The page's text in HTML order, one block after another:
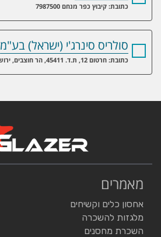
כתובת: קיבוץ כפר מנחם 7987500
סולריס סינרג'י (ישראל) בע"מ
כתובת: חרטום 12, ת.ד. 45411, הר חוצבים, ירושלים 91451
מאמרים
אחסון כלים וקשיחים
מלגזות להשכרה
השכרת מחסנים